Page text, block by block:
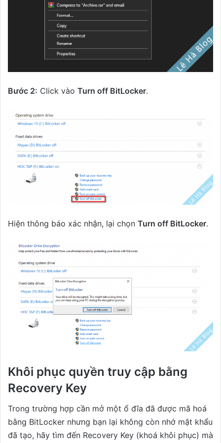
Bước 2: Click vào Turn off BitLocker.
Hiện thông báo xác nhận, lại chọn Turn off BitLocker.
Khôi phục quyền truy cập bằng
Recovery Key
Trong trường hợp cần mở một ổ đĩa đã được mã hoá
bằng BitLocker nhưng bạn lại không còn nhớ mật khẩu
đã tạo, hãy tìm đến Recovery Key (khoá khôi phục) mà